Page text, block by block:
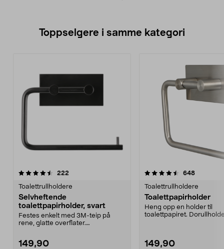
Toppselgere i samme kategori
222
Toalettrullholdere
Selvheftende
toalettpapirholder, svart
Festes enkelt med 3M-teip på
rene, glatte overflater.
149,90
4.5 av 5 stjerner 648
Toalettrullholdere
Toalettpapirholder
Heng opp en holder til
toalettpapiret.
149,90
4.5 av 5 stjerner